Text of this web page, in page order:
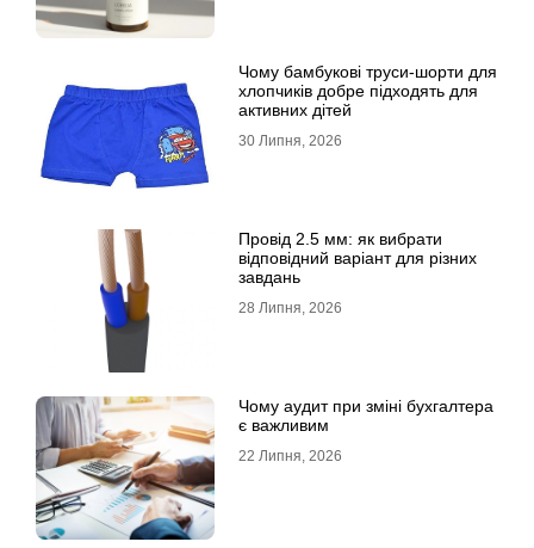
Чому бамбукові труси-шорти для
хлопчиків добре підходять для
активних дітей
30 Липня, 2026
Провід 2.5 мм: як вибрати
відповідний варіант для різних
завдань
28 Липня, 2026
Чому аудит при зміні бухгалтера
є важливим
22 Липня, 2026